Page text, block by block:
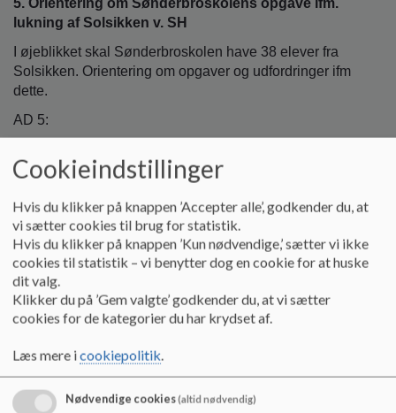
5. Orientering om Sønderbroskolens opgave ifm.
lukning af Solsikken v. SH
I øjeblikket skal Sønderbroskolen have 38 elever fra
Solsikken. Orientering om opgaver og udfordringer ifm
dette.
AD 5:
økonomiske og praktiske rammer.
Steffen orienterer om de mulige planer vi har, men som
endnu ikke er helt på plads.
Kristine, Pasa og Haukur er tovholdere på at udarbejde
en invitation til dialog med politikere.
6. Proces for arbejdet med principper v. Haukur og SH
Kort status på hvor langt vi er kommet. Bilag med overblik
rammerne for Meddelelsesbogen skulle præsenteres på
dette møde, og at der skulle nedsættes en arbejdsgruppe,
der kunne se på udarbejdelsen af et nyt princip. Dette
Cookieindstillinger
Hvis du klikker på knappen ’Accepter alle’, godkender du, at
vi sætter cookies til brug for statistik.
Hvis du klikker på knappen ’Kun nødvendige,’ sætter vi ikke
cookies til statistik – vi benytter dog en cookie for at huske
dit valg.
Klikker du på ’Gem valgte’ godkender du, at vi sætter
cookies for de kategorier du har krydset af.
Læs mere icookiepolitik.
Nødvendige cookies(altid nødvendig)